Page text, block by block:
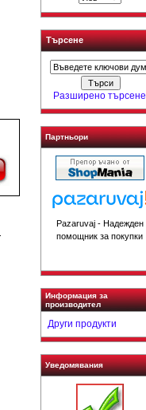
Търсене
Разширено търсене
Партньори
Pazaruvaj - Надежден
помощник за покупки
Информация за
производител
Други продукти
Уведомявания